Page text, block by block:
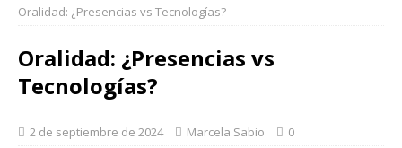
Oralidad: ¿Presencias vs Tecnologías?
Oralidad: ¿Presencias vs
Tecnologías?
2 de septiembre de 2024 Marcela Sabio 0